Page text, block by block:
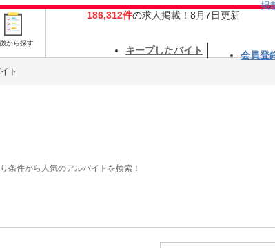
から探す
186,312件の求人掲載！8月7日更新
掲
キープしたバイト 会員登
ト
条件から人気のアルバイトを検索！